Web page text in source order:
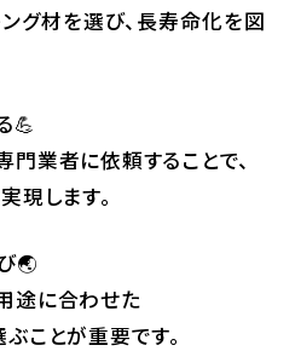
グ材を選び、長寿命化を図
💪
業者に依頼することで、
現します。
🌏
途に合わせた
ことが重要です。